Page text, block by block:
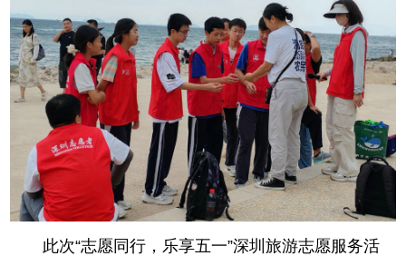
此次“志愿同行，乐享五一”深圳旅游志愿服务活